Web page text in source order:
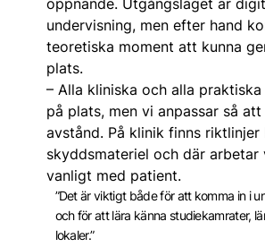
undervisning, men efter hand
teoretiska moment att kunna
plats.
– Alla kliniska och alla
på plats, men vi anpassar så
avstånd. På klinik finns riktlinjer
skyddsmateriel och där arbetar
vanligt med patient.
”Det är viktigt både för att komma in i
och för att lära känna studiekamrater,
lokaler.”